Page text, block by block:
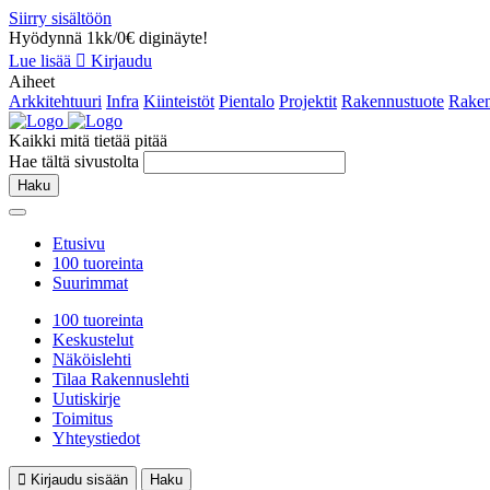
Siirry sisältöön
Hyödynnä 1kk/0€ diginäyte!
Lue lisää
Kirjaudu
Aiheet
Arkkitehtuuri Infra Kiinteistöt Pientalo Projektit Rakennustuote
Kaikki mitä tietää pitää
Hae tältä sivustolta
Haku
Etusivu
100 tuoreinta
Suurimmat
100 tuoreinta
Keskustelut
Näköislehti
Tilaa Rakennuslehti
Uutiskirje
Toimitus
Yhteystiedot
Kirjaudu sisään
Haku